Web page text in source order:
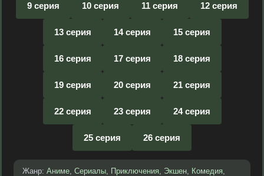
9 серия 10 серия 11 серия 12 серия
13 серия 14 серия 15 серия
16 серия 17 серия 18 серия
19 серия 20 серия 21 серия
22 серия 23 серия 24 серия
25 серия 26 серия
Жанр: Аниме, Сериалы, Приключения, Экшен, Комедия,